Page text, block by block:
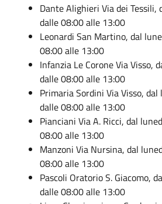
DanteAlighieri Via dei Tessili,
dalle 08:00alle 13:00
Leonardi San Martino, dal
08:00alle 13:00
Infanzia Le CoroneVia Visso,
dalle 08:00alle 13:00
Primaria Sordini Via Visso, dal
dalle 08:00alle 13:00
Pianciani Via A. Ricci, dal luned
08:00alle 13:00
Manzoni Via Nursina, dal
08:00alle 13:00
Pascoli Oratorio S. Giacomo,
dalle 08:00alle 13:00